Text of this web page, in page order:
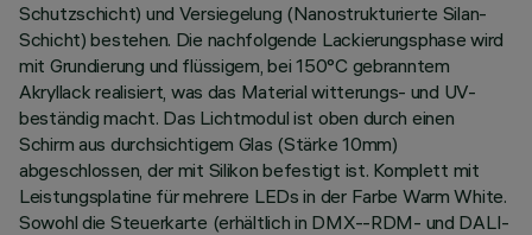
Schutzschicht) und Versiegelung (Nanostrukturierte Silan-
Schicht) bestehen. Die nachfolgende Lackierungsphase wird
mit Grundierung und flüssigem, bei 150°C gebranntem
Akryllack realisiert, was das Material witterungs- und UV-
beständig macht. Das Lichtmodul ist oben durch einen
Schirm aus durchsichtigem Glas (Stärke 10mm)
abgeschlossen, der mit Silikon befestigt ist. Komplett mit
Leistungsplatine für mehrere LEDs in der Farbe Warm White.
Sowohl die Steuerkarte (erhältlich in DMX--RDM- und DALI-